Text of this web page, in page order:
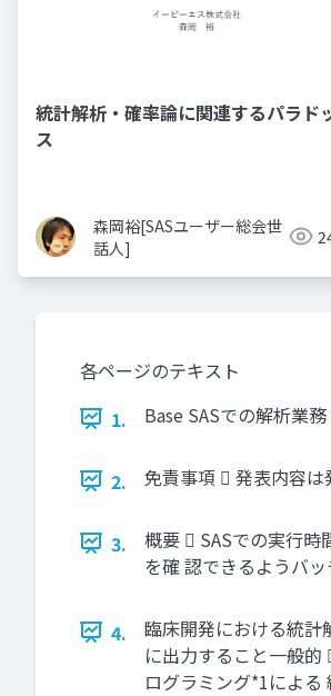
統計解析・確率論に関連するパラド
ス
森岡裕[SASユーザー総会世
話人]
各ページのテキスト
1.
Base SASでの解析業
2. 免責事項  発表内容は
3.
概要  SASでの実行
を確 認できるようバ
4.
臨床開発における統計
に出力すること一般
ログラミング*1によ